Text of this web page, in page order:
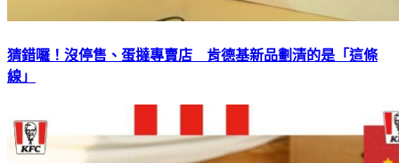
猜錯囉！沒停售、蛋撻專賣店 肯德基新品劃清的是「這條
線」